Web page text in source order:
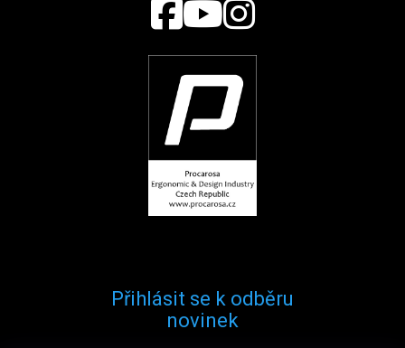
Přihlásit se k odběru
novinek